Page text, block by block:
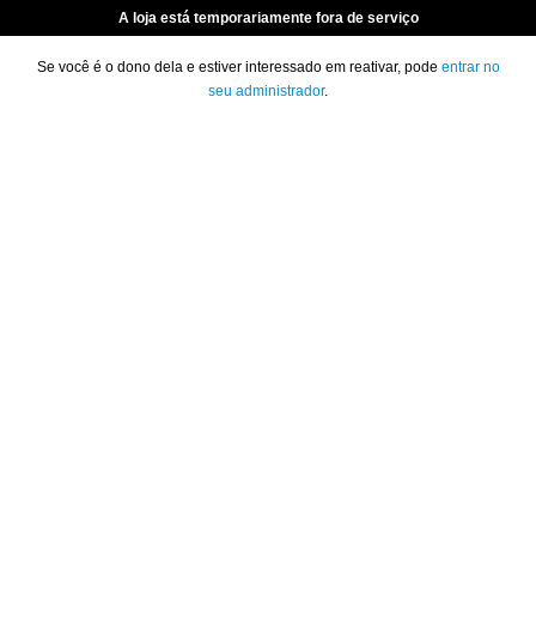
A loja está temporariamente fora de serviço
Se você é o dono dela e estiver interessado em reativar, pode entrar no
seu administrador.